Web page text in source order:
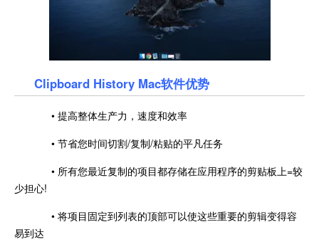
Clipboard History Mac软件优势
• 提高整体生产力，速度和效率
• 节省您时间切割/复制/粘贴的平凡任务
• 所有您最近复制的项目都存储在应用程序的剪贴板上=较
少担心!
• 将项目固定到列表的顶部可以使这些重要的剪辑变得容
易到达